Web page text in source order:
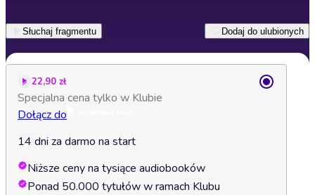
Słuchaj fragmentu Dodaj do ulubionych
22,90 zł
Specjalna cena tylko w Klubie
Dołącz do
14 dni za darmo na start
Niższe ceny na tysiące audiobooków
Ponad 50.000 tytułów w ramach Klubu